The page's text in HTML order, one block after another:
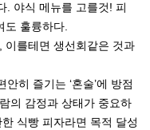
. 야식 메뉴를 고를것! 피
도 훌륭하다.
이를테면 생선회같은 것과
히 즐기는 ‘혼술’에 방점
의 감정과 상태가 중요하
식빵 피자라면 목적 달성